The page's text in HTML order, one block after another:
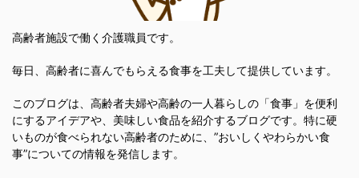
高齢者施設で働く介護職員です。
毎日、高齢者に喜んでもらえる食事を工夫して提供しています。
このブログは、高齢者夫婦や高齢の一人暮らしの「食事」を便利
にするアイデアや、美味しい食品を紹介するブログです。特に硬
いものが食べられない高齢者のために、”おいしくやわらかい食
事”についての情報を発信します。